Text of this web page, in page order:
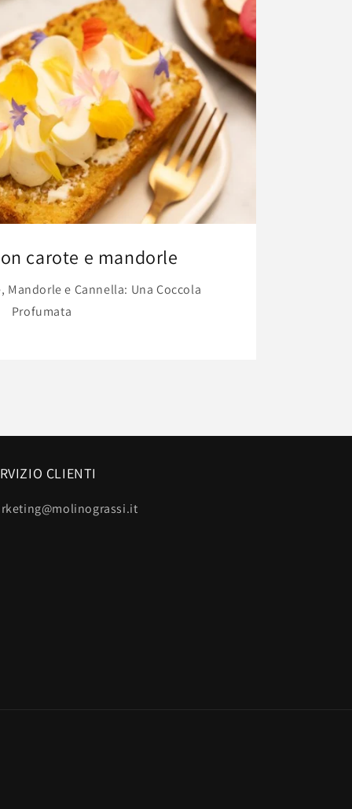
carote e mandorle
Mandorle e Cannella: Una Coccola
Profumata
CLIENTI